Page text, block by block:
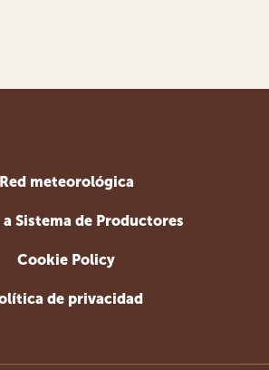
Red meteorológica
a Sistema de Productores
Cookie Policy
de privacidad